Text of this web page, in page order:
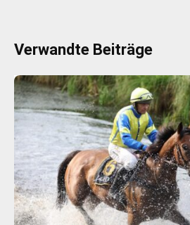
Verwandte Beiträge